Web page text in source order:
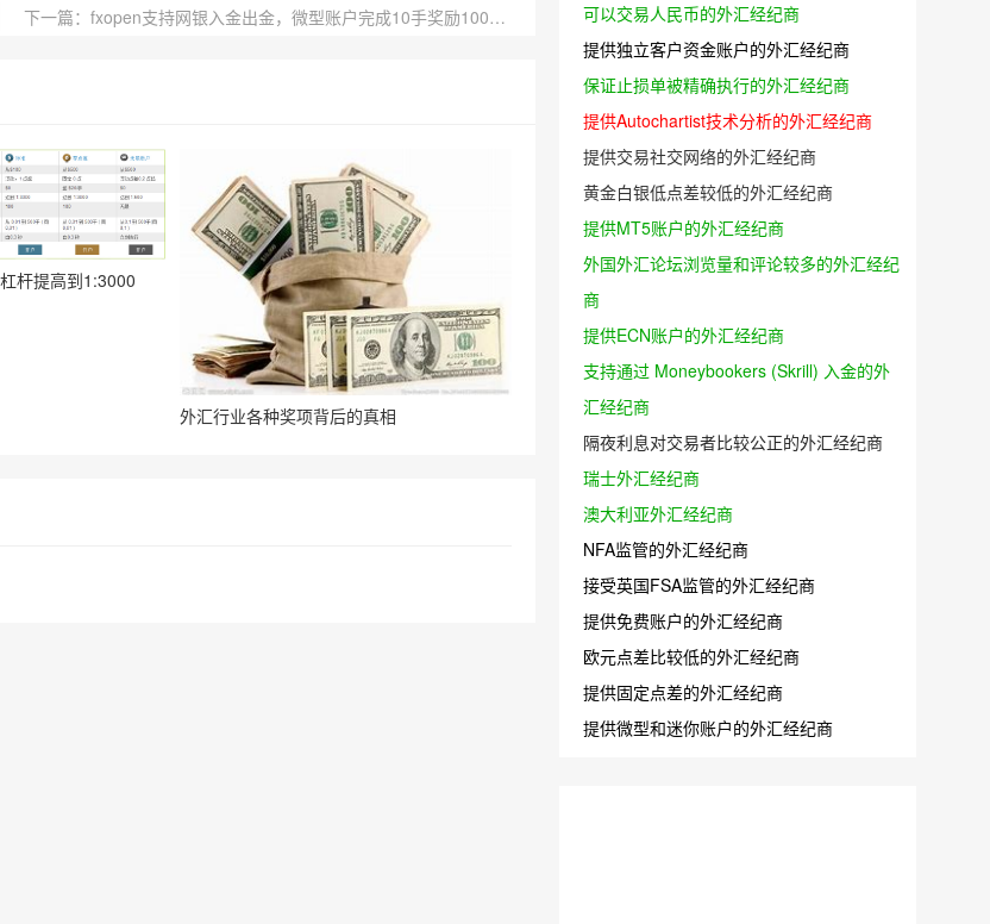
下一篇：fxopen支持网银入金出金，微型账户完成10手奖励100美元
杆提高到1:3000
外汇行业各种奖项背后的真相
可以交易人民币的外汇经纪商
提供独立客户资金账户的外汇经纪商
保证止损单被精确执行的外汇经纪商
提供Autochartist技术分析的外汇经纪商
提供交易社交网络的外汇经纪商
黄金白银低点差较低的外汇经纪商
提供MT5账户的外汇经纪商
外国外汇论坛浏览量和评论较多的外汇经纪
商
提供ECN账户的外汇经纪商
支持通过 Moneybookers (Skrill) 入金的外
汇经纪商
隔夜利息对交易者比较公正的外汇经纪商
瑞士外汇经纪商
澳大利亚外汇经纪商
NFA监管的外汇经纪商
接受英国FSA监管的外汇经纪商
提供免费账户的外汇经纪商
欧元点差比较低的外汇经纪商
提供固定点差的外汇经纪商
提供微型和迷你账户的外汇经纪商